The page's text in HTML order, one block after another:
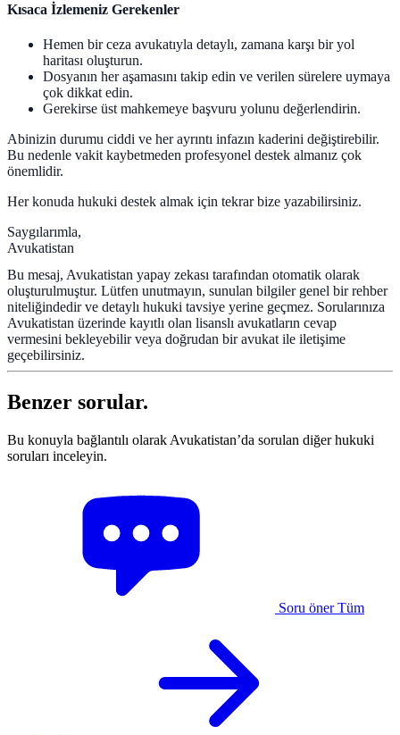
Kısaca İzlemeniz Gerekenler
Hemen bir ceza avukatıyla detaylı, zamana karşı bir yol
haritası oluşturun.
Dosyanın her aşamasını takip edin ve verilen sürelere uymaya
çok dikkat edin.
Gerekirse üst mahkemeye başvuru yolunu değerlendirin.
Abinizin durumu ciddi ve her ayrıntı infazın kaderini değiştirebilir.
Bu nedenle vakit kaybetmeden profesyonel destek almanız çok
önemlidir.
Her konuda hukuki destek almak için tekrar bize yazabilirsiniz.
Saygılarımla,
Avukatistan
Bu mesaj, Avukatistan yapay zekası tarafından otomatik olarak
oluşturulmuştur. Lütfen unutmayın, sunulan bilgiler genel bir rehber
niteliğindedir ve detaylı hukuki tavsiye yerine geçmez. Sorularınıza
Avukatistan üzerinde kayıtlı olan lisanslı avukatların cevap
vermesini bekleyebilir veya doğrudan bir avukat ile iletişime
geçebilirsiniz.
Benzer sorular.
Bu konuyla bağlantılı olarak Avukatistan’da sorulan diğer hukuki
soruları inceleyin.
Soru öner Tüm